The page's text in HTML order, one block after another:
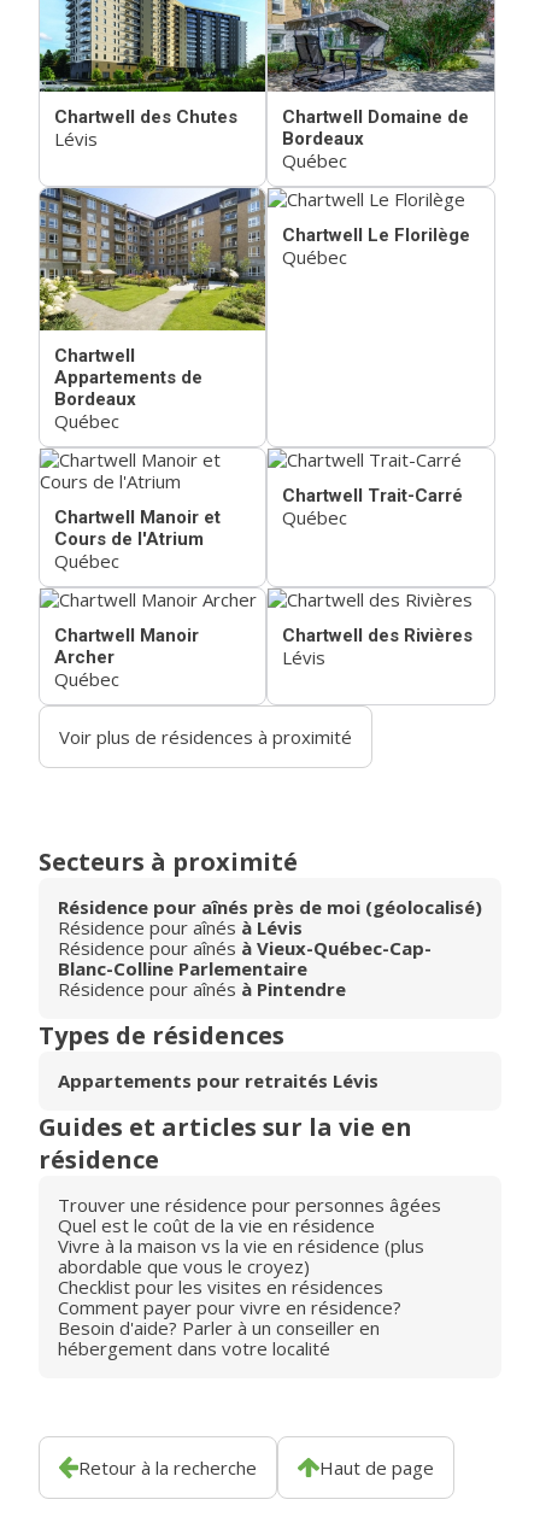
Chartwell des Chutes
Lévis
Chartwell Domaine de
Bordeaux
Québec
Chartwell
Appartements de
Bordeaux
Québec
Chartwell Le Florilège
Québec
Chartwell Manoir et
Cours de l'Atrium
Québec
Chartwell Trait-Carré
Québec
Chartwell Manoir
Archer
Québec
Chartwell des Rivières
Lévis
Voir plus de résidences à proximité
Secteurs à proximité
Résidence pour aînés près de moi (géolocalisé)
Résidence pour aînés à Lévis
Résidence pour aînés à Vieux-Québec-Cap-
Blanc-Colline Parlementaire
Résidence pour aînés à Pintendre
Types de résidences
Appartements pour retraités Lévis
Guides et articles sur la vie en
résidence
Trouver une résidence pour personnes âgées
Quel est le coût de la vie en résidence
Vivre à la maison vs la vie en résidence (plus
abordable que vous le croyez)
Checklist pour les visites en résidences
Comment payer pour vivre en résidence?
Besoin d'aide? Parler à un conseiller en
hébergement dans votre localité
Retour à la recherche Haut de page